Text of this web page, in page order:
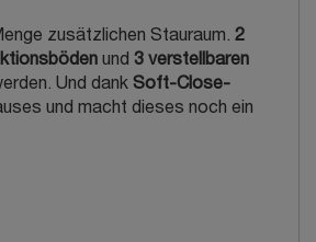
zusätzlichen Stauraum. 2
und 3 verstellbaren
Und dank Soft-Close-
und macht dieses noch ein